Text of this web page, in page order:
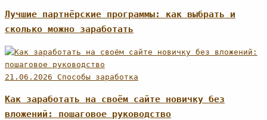
Лучшие партнёрские программы: как выбрать и
сколько можно заработать
21.06.2026 Способы заработка
Как заработать на своём сайте новичку без
вложений: пошаговое руководство